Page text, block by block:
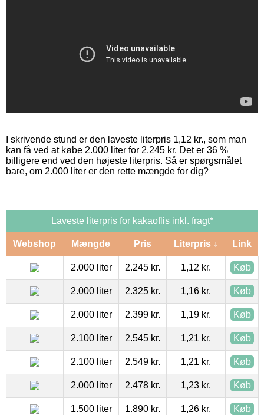
I skrivende stund er den laveste literpris 1,12 kr., som man
kan få ved at købe 2.000 liter for 2.245 kr. Det er 36 %
billigere end ved den højeste literpris. Så er spørgsmålet
bare, om 2.000 liter er den rette mængde for dig?
Laveste literpris for kakaoflis inkl. fragt*
Webshop Mængde Pris Literpris ↓ Link
2.000 liter 2.245 kr. 1,12 kr. Køb
2.000 liter 2.325 kr. 1,16 kr. Køb
2.000 liter 2.399 kr. 1,19 kr. Køb
2.100 liter 2.545 kr. 1,21 kr. Køb
2.100 liter 2.549 kr. 1,21 kr. Køb
2.000 liter 2.478 kr. 1,23 kr. Køb
1.500 liter 1.890 kr. 1,26 kr. Køb